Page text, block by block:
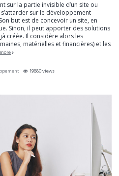
sur la partie invisible d’un site ou
sur le développement
but est de concevoir un site, en
Sinon, il peut apporter des solutions
créée. Il considère alors les
matérielles et financières) et les
19880 views